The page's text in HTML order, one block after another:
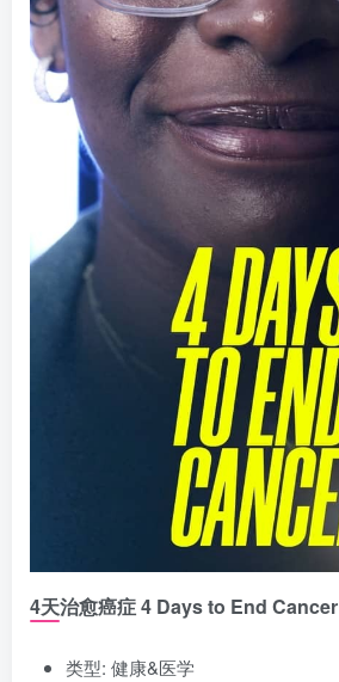
4天治愈癌症 4 Days to End Cancer
类型: 健康&医学